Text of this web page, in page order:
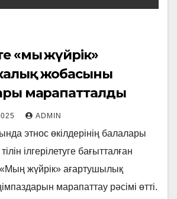
«мың жүйрік»
жобасының
марапатталды
ADMIN
этнос өкілдерінің балалары
ілгерілетуге бағытталған
жүйрік» ағартушылық
марапаттау рәсімі өтті.